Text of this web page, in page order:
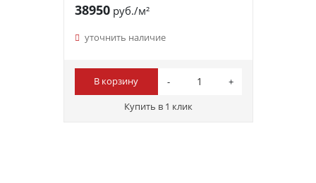
38950руб./м²
уточнить наличие
В корзину
Купить в 1 клик